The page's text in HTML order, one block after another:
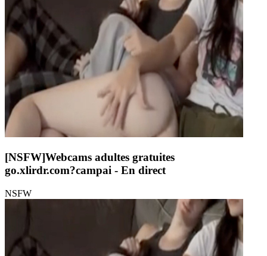
[NSFW]Webcams adultes gratuites
go.xlirdr.com?campai - En direct
NSFW